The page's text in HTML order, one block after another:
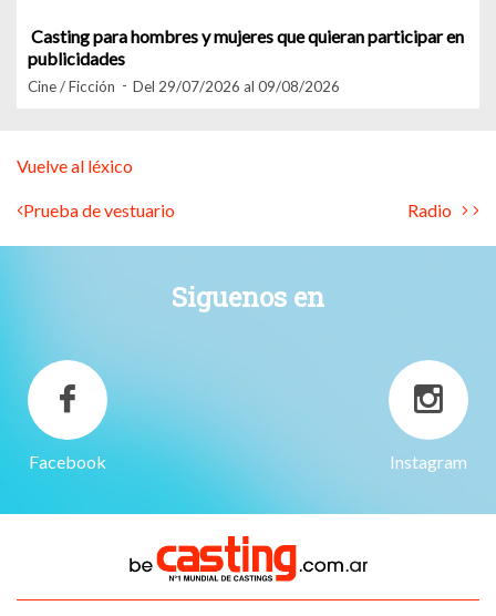
Casting para hombres y mujeres que quieran participar en
publicidades
Cine / Ficción Del 29/07/2026 al 09/08/2026
Vuelve al léxico
Prueba de vestuario Radio
Siguenos en
Facebook Instagram